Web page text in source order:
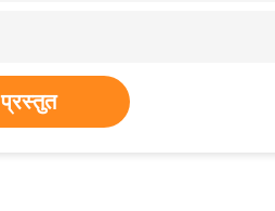
प्रस्तुत